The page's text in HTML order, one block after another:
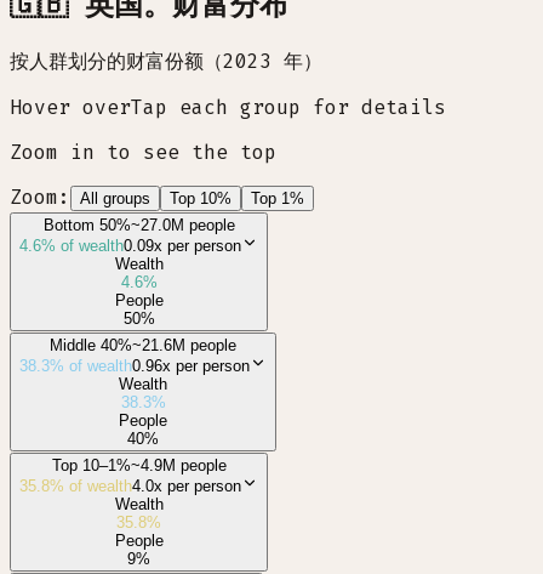
按人群划分的财富份额（2023 年）
Hover overTap each group for details
Zoom in to see the top
Zoom:
All groups Top 10%
Top 1%
Bottom 50%~27.0M people
4.6% of wealth0.09x per person
Wealth
4.6%
People
50%
Middle 40%~21.6M people
38.3% of wealth0.96x per person
Wealth
38.3%
People
40%
Top 10–1%~4.9M people
35.8% of wealth4.0x per person
Wealth
35.8%
People
9%